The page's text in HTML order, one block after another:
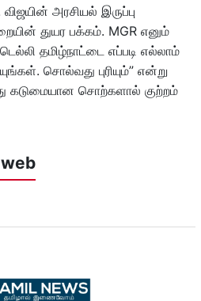
அரசியல் இருப்பு
துயர பக்கம். MGR எனும்
தமிழ்நாட்டை எப்படி எல்லாம்
சொல்வது புரியும்” என்று
மீது கடுமையான சொற்களால் குற்றம்